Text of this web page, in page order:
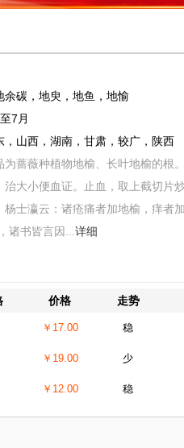
余碳，地臾，地鱼，地愉
7月
，山西，湖南，甘肃，较广，陕西
为蔷薇种植物地榆、长叶地榆的根
治大小便血证。止血，取上截切片
杨士瀛云：诸疮痛者加地榆，痒者
诸书皆言因... 详细
价格 走势
￥17.00 稳
￥19.00 少
￥12.00 稳